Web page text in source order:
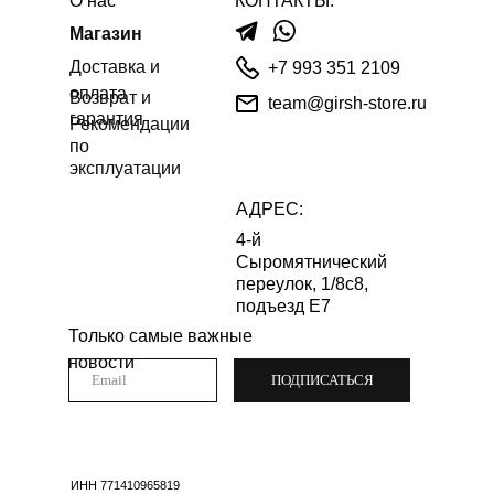
+7 993 351 2109
Только самые важные
новости
ПОДПИСАТЬСЯ
4-й
Сыромятнический
переулок, 1/8с8,
подъезд Е7
АДРЕС:
Магазин
ИНН 771410965819
team@girsh-store.ru
Рекомендации
по
эксплуатации
Доставка и
оплата
Возврат и
гарантия